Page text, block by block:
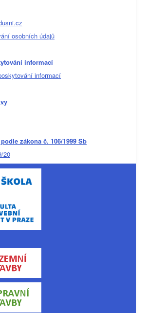
osobních údajů
informací
informací
zákona č. 106/1999 Sb
20